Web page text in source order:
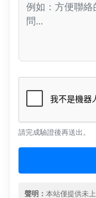
請完成驗證後再送出。
聲明： 本站僅提供未